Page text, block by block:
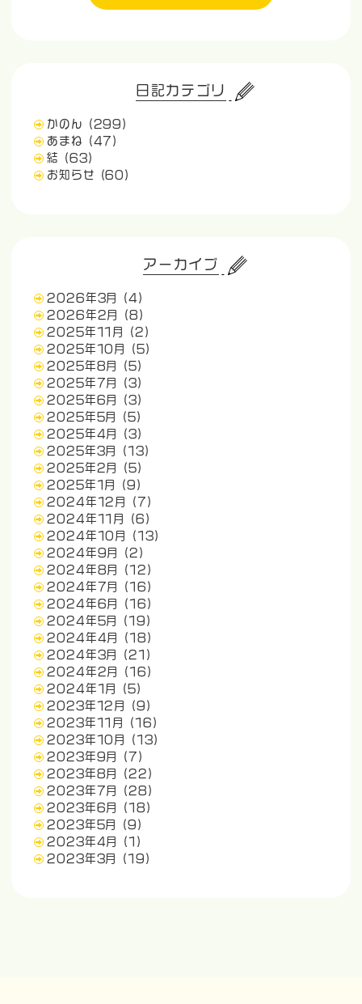
日記カテゴリ
かのん
(299)
あまね
(47)
結
(63)
お知らせ
(60)
アーカイブ
2026年3月
(4)
2026年2月
(8)
2025年11月
(2)
2025年10月
(5)
2025年8月
(5)
2025年7月
(3)
2025年6月
(3)
2025年5月
(5)
2025年4月
(3)
2025年3月
(13)
2025年2月
(5)
2025年1月
(9)
2024年12月
(7)
2024年11月
(6)
2024年10月
(13)
2024年9月
(2)
2024年8月
(12)
2024年7月
(16)
2024年6月
(16)
2024年5月
(19)
2024年4月
(18)
2024年3月
(21)
2024年2月
(16)
2024年1月
(5)
2023年12月
(9)
2023年11月
(16)
2023年10月
(13)
2023年9月
(7)
2023年8月
(22)
2023年7月
(28)
2023年6月
(18)
2023年5月
(9)
2023年4月
(1)
2023年3月
(19)